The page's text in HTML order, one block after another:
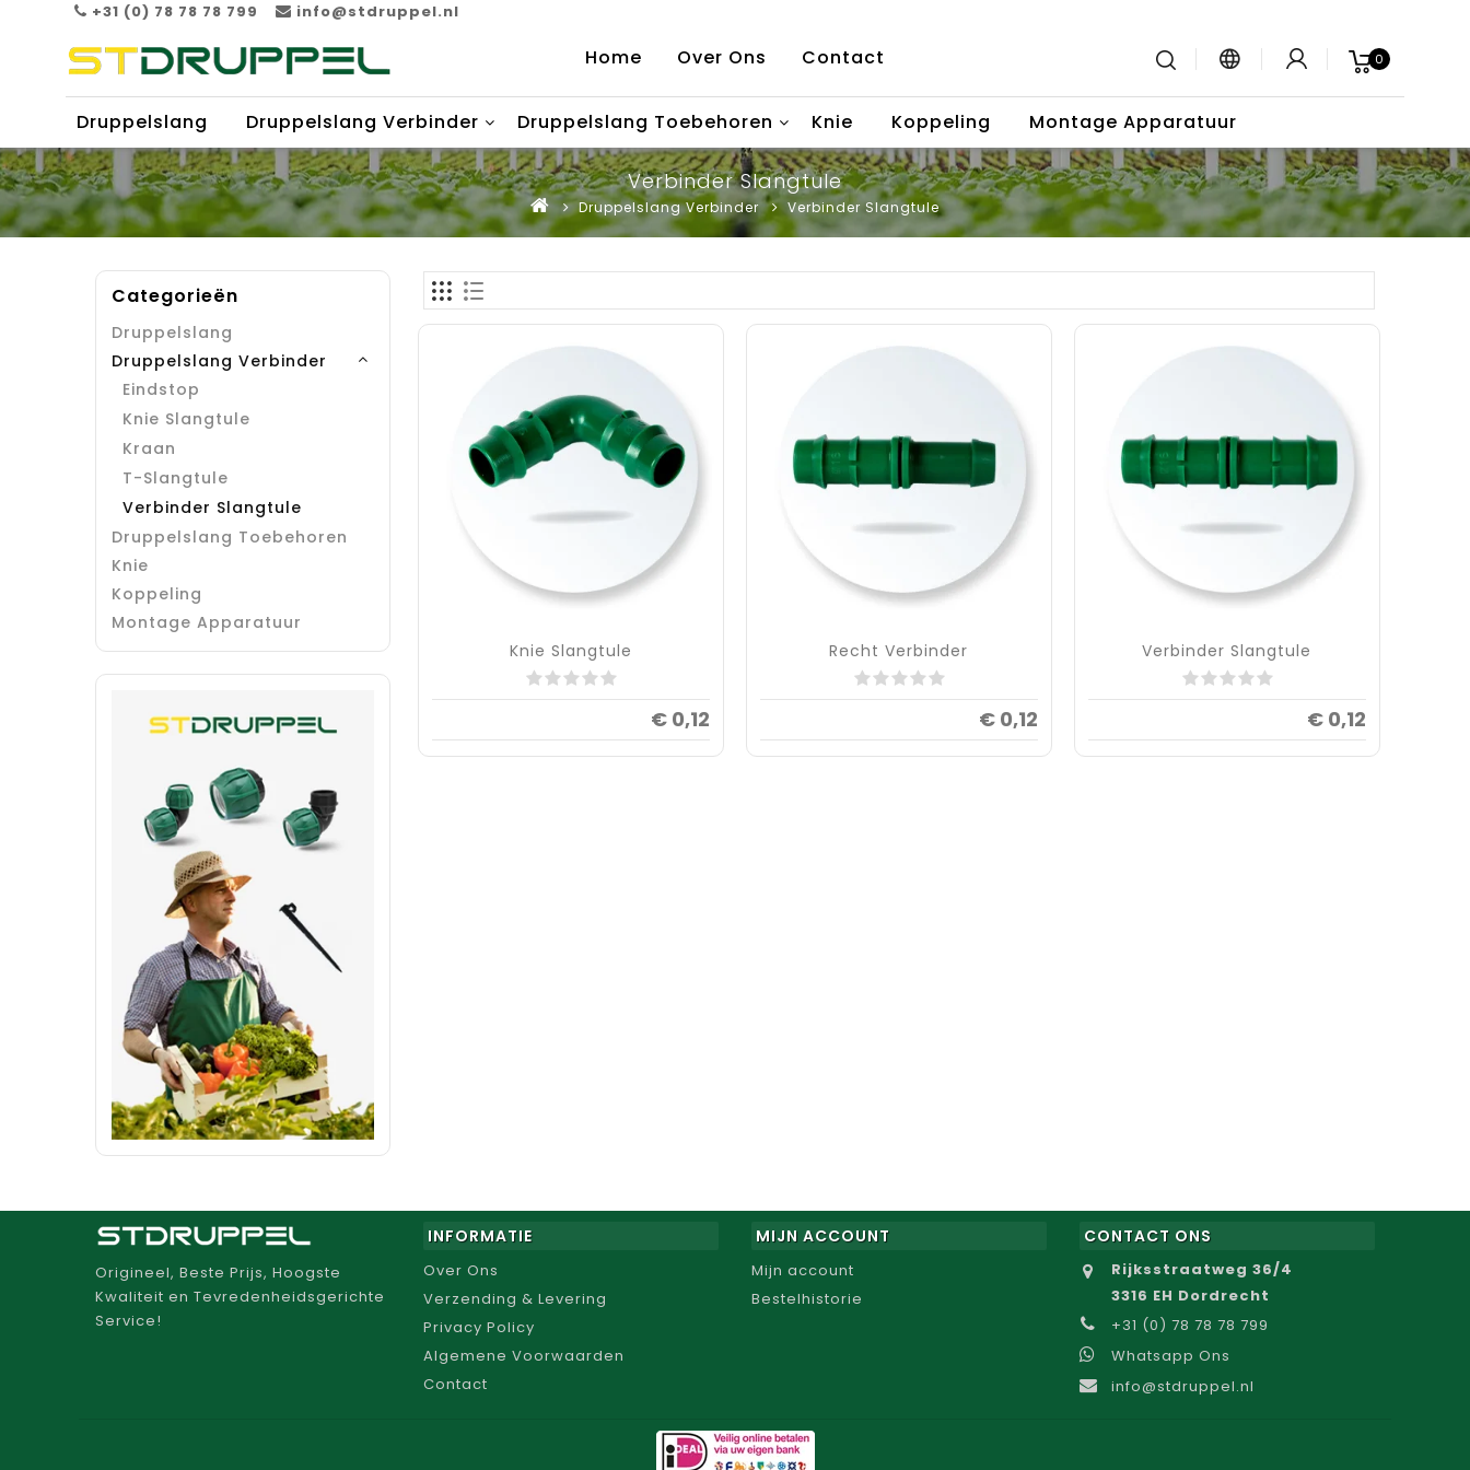
+31 (0) 78 78 78 799 info@stdruppel.nl
0
Home Over Ons Contact
Druppelslang Druppelslang Verbinder Druppelslang Toebehoren Knie Koppeling Montage Apparatuur
Verbinder Slangtule
Druppelslang Verbinder Verbinder Slangtule
Categorieën
Druppelslang
Druppelslang Verbinder
Eindstop
Knie Slangtule
Kraan
T-Slangtule
Verbinder Slangtule
Druppelslang Toebehoren
Knie
Koppeling
Montage Apparatuur
Knie Slangtule
€ 0,12
Recht Verbinder
€ 0,12
Verbinder Slangtule
€ 0,12
Origineel, Beste Prijs, Hoogste
Kwaliteit en Tevredenheidsgerichte
Service!
INFORMATIE
Over Ons
Verzending & Levering
Privacy Policy
Algemene Voorwaarden
Contact
MIJN ACCOUNT
Mijn account
Bestelhistorie
CONTACT ONS
Rijksstraatweg 36/4
3316 EH Dordrecht
+31 (0) 78 78 78 799
Whatsapp Ons
info@stdruppel.nl